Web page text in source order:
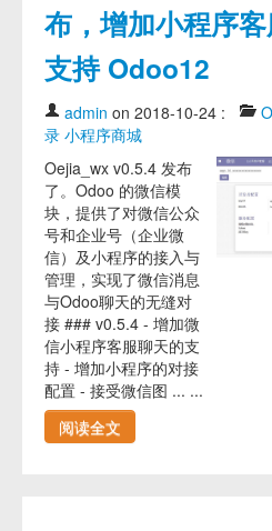
布，增加小程序客
支持 Odoo12
admin on 2018-10-24 :
录 小程序商城
Oejia_wx v0.5.4 发布
了。Odoo 的微信模
块，提供了对微信公众
号和企业号（企业微
信）及小程序的接入与
管理，实现了微信消息
与Odoo聊天的无缝对
接 ### v0.5.4 - 增加微
信小程序客服聊天的支
持 - 增加小程序的对接
配置 - 接受微信图 ... ...
阅读全文